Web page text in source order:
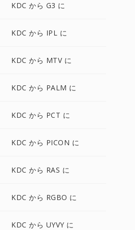
KDC から G3 に
KDC から IPL に
KDC から MTV に
KDC から PALM に
KDC から PCT に
KDC から PICON に
KDC から RAS に
KDC から RGBO に
KDC から UYVY に